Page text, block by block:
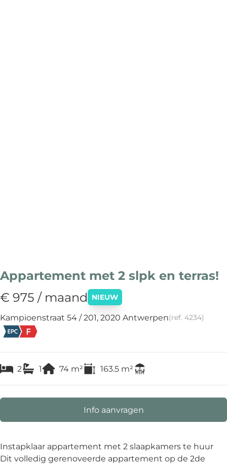
Appartement met 2 slpk en terras!
€ 975 / maand NIEUW
Kampioenstraat 54 / 201, 2020 Antwerpen(ref. 4234)
2 1 74 m² 163.5 m²
Info aanvragen
Instapklaar appartement met 2 slaapkamers te huur
Dit volledig gerenoveerde appartement op de 2de